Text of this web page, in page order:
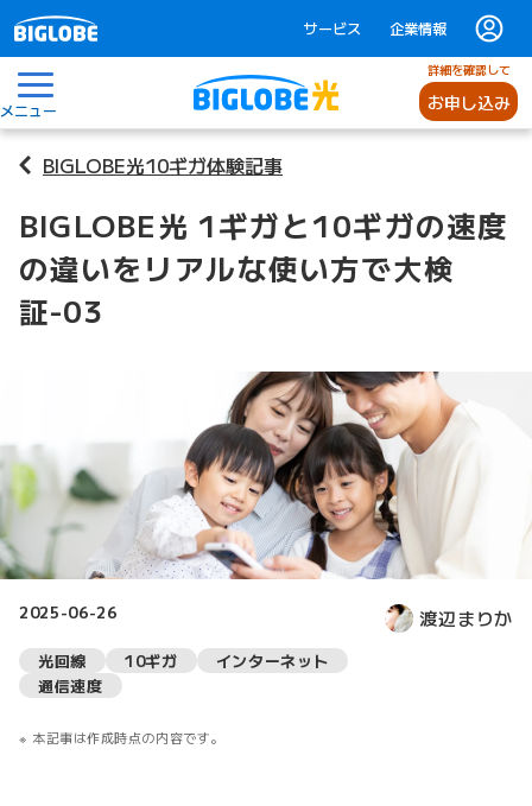
サービス 企業情報
メニュー
詳細を確認して
お申し込み
BIGLOBE光10ギガ体験記事
BIGLOBE光 1ギガと10ギガの速度
の違いをリアルな使い方で大検
証-03
2025-06-26 渡辺まりか
光回線 10ギガ
インターネット
通信速度
本記事は作成時点の内容です。